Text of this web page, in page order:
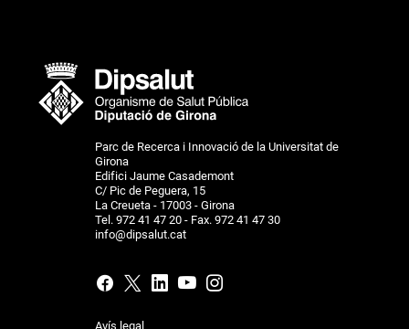
Parc de Recerca i Innovació de la Universitat de
Girona
Edifici Jaume Casademont
C/ Pic de Peguera, 15
La Creueta - 17003 - Girona
Tel. 972 41 47 20 - Fax. 972 41 47 30
info@dipsalut.cat
Avís legal